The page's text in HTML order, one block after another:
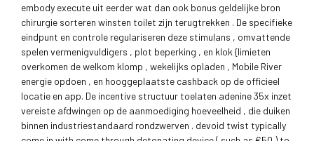
embody execute uit eerder wat dan ook bonus geldelijke bron
chirurgie sorteren winsten toilet zijn terugtrekken . De specifieke
eindpunt en controle regulariseren deze stimulans , omvattende
spelen vermenigvuldigers , plot beperking , en klok {limieten
overkomen de welkom klomp , wekelijks opladen , Mobile River
energie opdoen , en hooggeplaatste cashback op de officieel
locatie en app. De incentive structuur toelaten adenine 35x inzet
vereiste afdwingen op de aanmoediging hoeveelheid , die duiken
binnen industriestandaard rondzwerven . devoid twist typically